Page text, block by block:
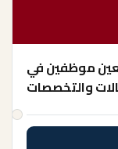
موظفين في
والتخصصات